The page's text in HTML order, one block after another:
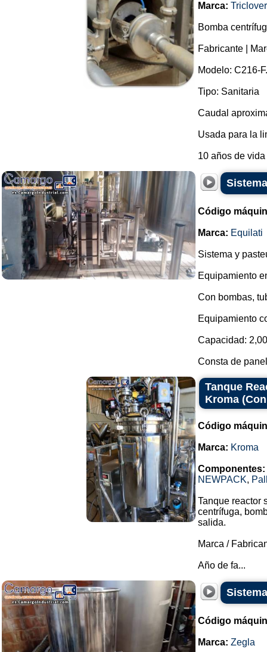
Marca: Triclover
Bomba
Fabricante |
Modelo: C216-F.
Tipo: Sanitaria
Caudal
Usada para la
10 años de vida
Código
Marca: Equilati
Sistema y
Equipamiento
Con bombas,
Equipamiento
Capacidad:
Consta de
Tanque
Kroma
Código
Marca: Kroma
Componentes:
NEWPACK,
Tanque reactor
centrífuga,
salida.
Marca /
Año de fa...
Código
Marca: Zegla